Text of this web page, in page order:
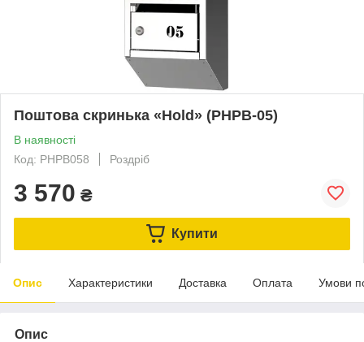
Поштова скринька «Hold» (PHPB-05)
В наявності
Код: PHPB058
Роздріб
3 570 ₴
Купити
Опис Характеристики Доставка Оплата Умови
Опис